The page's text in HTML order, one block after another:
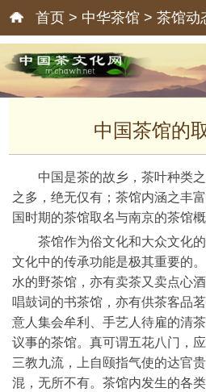
首页 > 中华茶馆 > 茶馆动
中国茶馆的
中国是茶的故乡，茶叶种类
之多，绝无仅有；茶馆内涵之丰
国时期的茶馆取名与南京的茶馆概
茶馆作为俗文化和大众文化
文化中的传承功能是极其重要的
水的野茶馆，亦有卖茶又卖点心
唱鼓词的书茶馆，亦有供茶客品
意人集会牟利、手艺人待雇的清
议事的茶馆。真可谓五花八门，
三教九流，上自颐指气使的达官
混，无所不有。茶馆内发生的各